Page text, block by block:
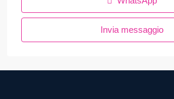
Invia messaggio